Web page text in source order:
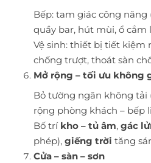
Bếp: tam giác công năng
quầy bar, hút mùi, ổ cắm
Vệ sinh: thiết bị tiết kiệm
chống trượt, thoát sàn
Mở rộng – tối ưu không
Bỏ tường ngăn không
rộng phòng khách – bếp
Bố trí kho – tủ âm, gác
phép), giếng trời tăng
Cửa – sàn – sơn